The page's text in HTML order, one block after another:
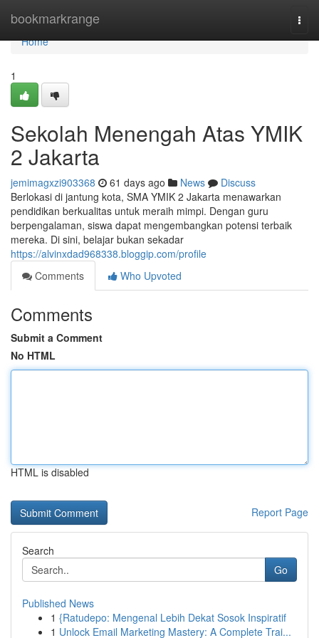
bookmarkrange
Home
Home
1
Sekolah Menengah Atas YMIK
2 Jakarta
jemimagxzi903368 61 days ago News
Discuss
Berlokasi di jantung kota, SMA YMIK 2 Jakarta menawarkan
pendidikan berkualitas untuk meraih mimpi. Dengan guru
berpengalaman, siswa dapat mengembangkan potensi terbaik
mereka. Di sini, belajar bukan sekadar
https://alvinxdad968338.bloggip.com/profile
Comments
Who Upvoted
Comments
Submit a Comment
No HTML
HTML is disabled
Report Page
Search
Go
Published News
1 {Ratudepo: Mengenal Lebih Dekat Sosok Inspiratif
1 Unlock Email Marketing Mastery: A Complete Trai...